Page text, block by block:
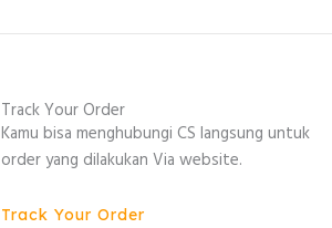
Track Your Order
Kamu bisa menghubungi CS langsung untuk
order yang dilakukan Via website.
Track Your Order